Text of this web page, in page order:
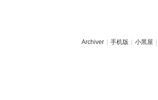
Archiver 手机版 小黑屋